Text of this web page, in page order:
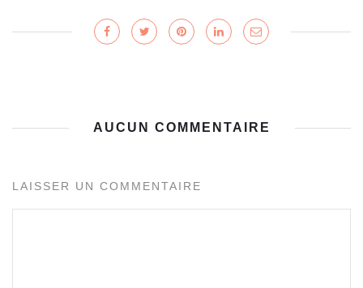
AUCUN COMMENTAIRE
LAISSER UN COMMENTAIRE